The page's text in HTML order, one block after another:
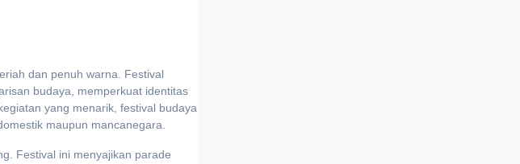
dan penuh warna. Festival
budaya, memperkuat identitas
yang menarik, festival budaya
maupun mancanegara.
Festival ini menyajikan parade